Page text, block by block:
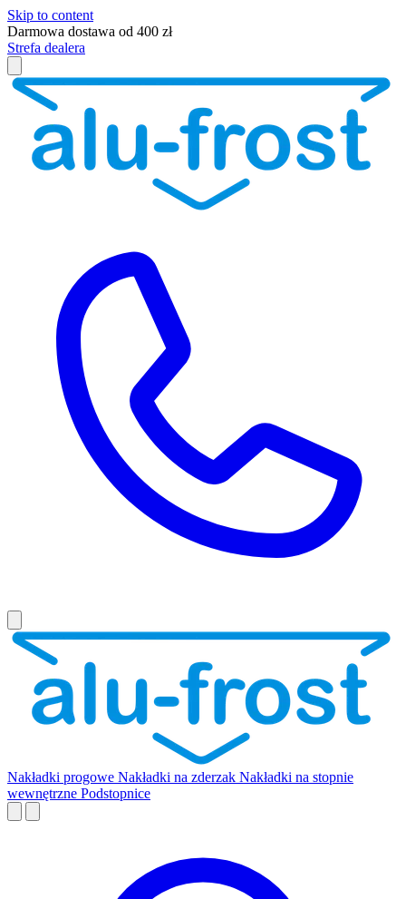
Skip to content
Darmowa dostawa od 400 zł
Strefa dealera
Nakładki progowe Nakładki na zderzak Nakładki na stopnie
wewnętrzne Podstopnice